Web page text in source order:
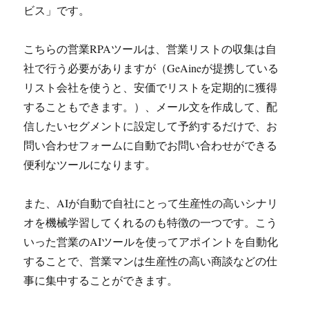
ビス」です。
こちらの営業RPAツールは、営業リストの収集は自
社で行う必要がありますが（GeAineが提携している
リスト会社を使うと、安価でリストを定期的に獲得
することもできます。）、メール文を作成して、配
信したいセグメントに設定して予約するだけで、お
問い合わせフォームに自動でお問い合わせができる
便利なツールになります。
また、AIが自動で自社にとって生産性の高いシナリ
オを機械学習してくれるのも特徴の一つです。こう
いった営業のAIツールを使ってアポイントを自動化
することで、営業マンは生産性の高い商談などの仕
事に集中することができます。